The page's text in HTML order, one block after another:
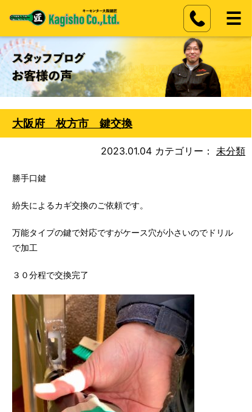
大阪府 枚方市 鍵交換
2023.01.04 カテゴリー： 未分類
勝手口鍵
紛失によるカギ交換のご依頼です。
万能タイプの鍵で対応ですがケース穴が小さいのでドリル
で加工
３０分程で交換完了